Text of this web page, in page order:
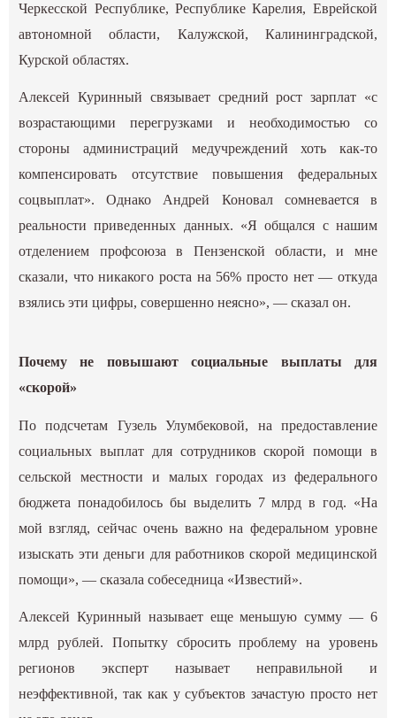
Черкесской Республике, Республике Карелия, Еврейской
автономной области, Калужской, Калининградской,
Курской областях.
Алексей Куринный связывает средний рост зарплат «с
возрастающими перегрузками и необходимостью со
стороны администраций медучреждений хоть как-то
компенсировать отсутствие повышения федеральных
соцвыплат». Однако Андрей Коновал сомневается в
реальности приведенных данных. «Я общался с нашим
отделением профсоюза в Пензенской области, и мне
сказали, что никакого роста на 56% просто нет — откуда
взялись эти цифры, совершенно неясно», — сказал он.
Почему не повышают социальные выплаты для
«скорой»
По подсчетам Гузель Улумбековой, на предоставление
социальных выплат для сотрудников скорой помощи в
сельской местности и малых городах из федерального
бюджета понадобилось бы выделить 7 млрд в год. «На
мой взгляд, сейчас очень важно на федеральном уровне
изыскать эти деньги для работников скорой медицинской
помощи», — сказала собеседница «Известий».
Алексей Куринный называет еще меньшую сумму — 6
млрд рублей. Попытку сбросить проблему на уровень
регионов эксперт называет неправильной и
неэффективной, так как у субъектов зачастую просто нет